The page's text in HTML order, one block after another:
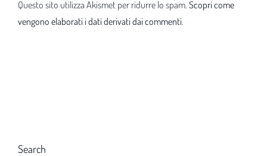
Questo sito utilizza Akismet per ridurre lo spam. Scopri come
vengono elaborati i dati derivati dai commenti.
Search